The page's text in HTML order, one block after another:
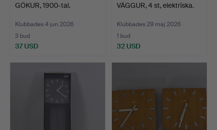
GÖKUR, 1900-tal.
Klubbades 4 jun 2026
3 bud
37 USD
VÄGGUR, 4 st, elektriska.
Klubbades 29 maj 2026
1 bud
32 USD